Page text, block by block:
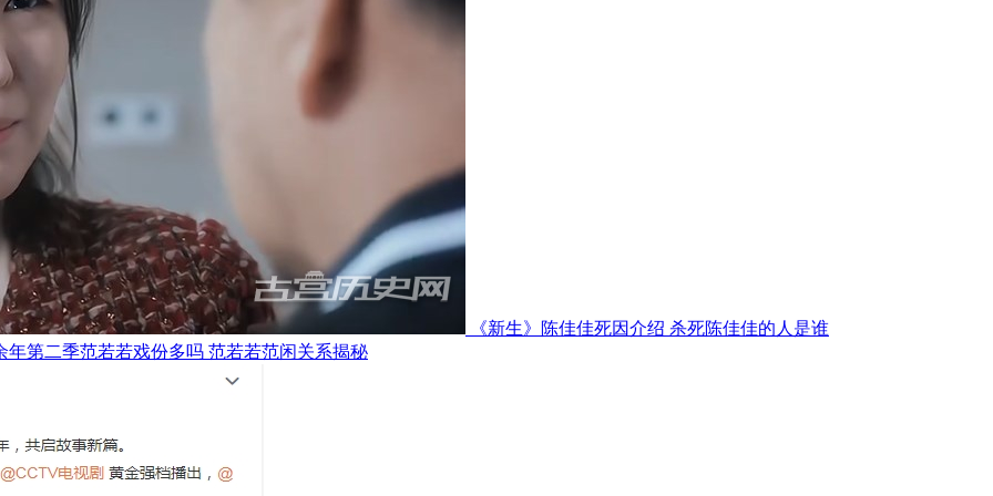
《新生》陈佳佳死因介绍 杀死陈佳佳的人是谁
年第二季范若若戏份多吗 范若若范闲关系揭秘